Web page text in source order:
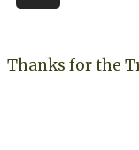
Thanks for the